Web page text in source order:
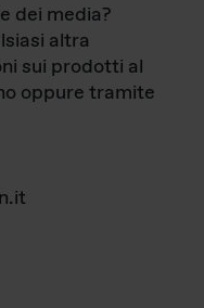
dei media?
altra
sui prodotti al
oppure tramite